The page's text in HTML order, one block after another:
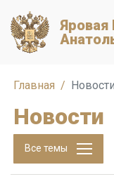
Яровая
Главная Новости
Новости
Все темы